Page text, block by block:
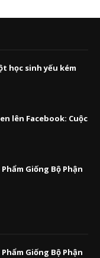
học sinh yếu kém
lên Facebook: Cuộc
Giống Bộ Phận
Giống Bộ Phận